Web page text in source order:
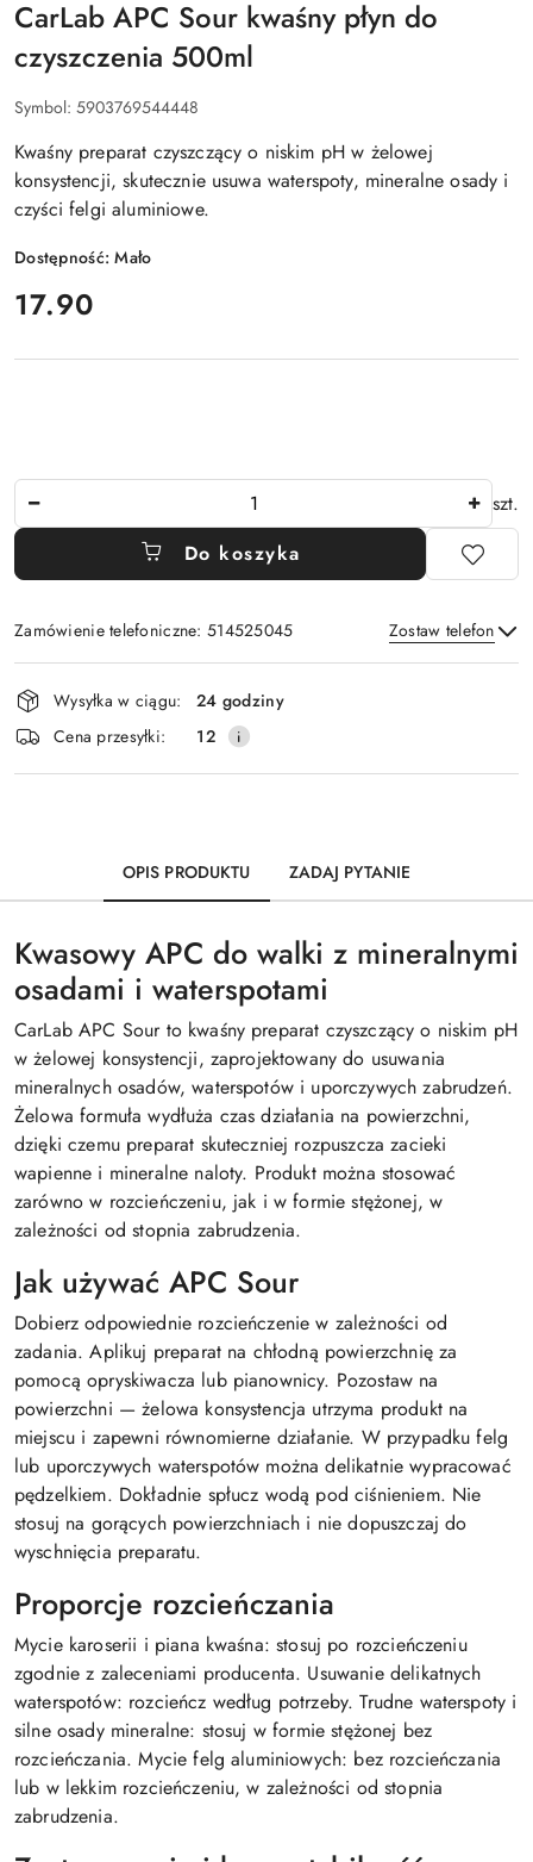
CarLab APC Sour kwaśny płyn do
czyszczenia 500ml
Symbol: 5903769544448
Kwaśny preparat czyszczący o niskim pH w żelowej
konsystencji, skutecznie usuwa waterspoty, mineralne osady i
czyści felgi aluminiowe.
Dostępność:Mało
cena:
17.90
szt.
Do koszyka
Zamówienie telefoniczne: 514525045 Zostaw telefon
Wyślij
Dostępność
i
dostawa
Wysyłka w ciągu:
24 godziny
Cena przesyłki:
12
OPIS PRODUKTU ZADAJ PYTANIE
Kwasowy APC do walki z mineralnymi
osadami i waterspotami
CarLab APC Sour to kwaśny preparat czyszczący o niskim pH
w żelowej konsystencji, zaprojektowany do usuwania
mineralnych osadów, waterspotów i uporczywych zabrudzeń.
Żelowa formuła wydłuża czas działania na powierzchni,
dzięki czemu preparat skuteczniej rozpuszcza zacieki
wapienne i mineralne naloty. Produkt można stosować
zarówno w rozcieńczeniu, jak i w formie stężonej, w
zależności od stopnia zabrudzenia.
Jak używać APC Sour
Dobierz odpowiednie rozcieńczenie w zależności od
zadania. Aplikuj preparat na chłodną powierzchnię za
pomocą opryskiwacza lub pianownicy. Pozostaw na
powierzchni — żelowa konsystencja utrzyma produkt na
miejscu i zapewni równomierne działanie. W przypadku felg
lub uporczywych waterspotów można delikatnie wypracować
pędzelkiem. Dokładnie spłucz wodą pod ciśnieniem. Nie
stosuj na gorących powierzchniach i nie dopuszczaj do
wyschnięcia preparatu.
Proporcje rozcieńczania
Mycie karoserii i piana kwaśna: stosuj po rozcieńczeniu
zgodnie z zaleceniami producenta. Usuwanie delikatnych
waterspotów: rozcieńcz według potrzeby. Trudne waterspoty i
silne osady mineralne: stosuj w formie stężonej bez
rozcieńczania. Mycie felg aluminiowych: bez rozcieńczania
lub w lekkim rozcieńczeniu, w zależności od stopnia
zabrudzenia.